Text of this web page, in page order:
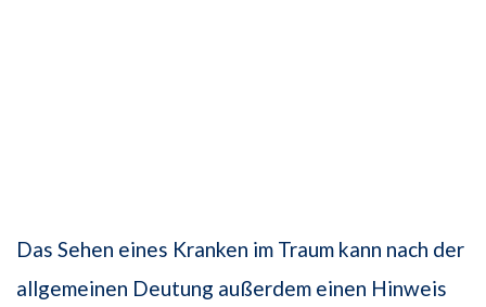
Das Sehen eines Kranken im Traum kann nach der
allgemeinen Deutung außerdem einen Hinweis